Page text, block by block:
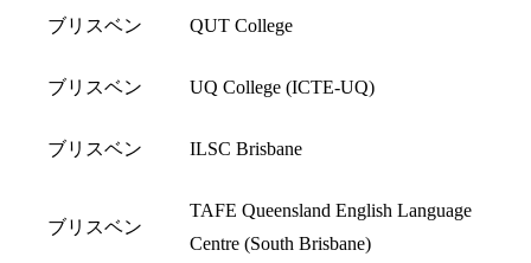
ブリスベン QUT College
ブリスベン UQ College (ICTE-UQ)
ブリスベン ILSC Brisbane
ブリスベン
TAFE Queensland English Language
Centre (South Brisbane)